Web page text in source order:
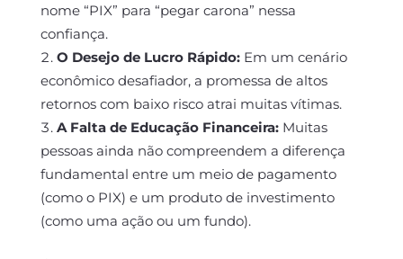
nome “PIX” para “pegar carona” nessa
confiança.
O Desejo de Lucro Rápido:Em um cenário
econômico desafiador, a promessa de altos
retornos com baixo risco atrai muitas vítimas.
A Falta de Educação Financeira:Muitas
pessoas ainda não compreendem a diferença
fundamental entre um meio de pagamento
(como o PIX) e um produto de investimento
(como uma ação ou um fundo).